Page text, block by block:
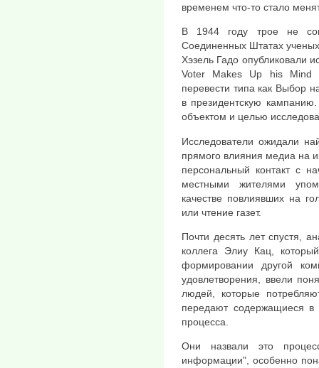
временем что-то стало
В 1944 году трое не
Соединенных Штатах
Хэзель Гадо опубликовали
Voter Makes Up his Mind
перевести типа как Выбор
в президентскую
объектом и целью
Исследователи ожидали
прямого влияния медиа на
персональный контакт с
местными жителями
качестве повлиявших на
или чтение газет.
Почти десять лет спустя,
коллега Элиу Кац,
формировании другой
удовлетворения, ввели
людей, которые
передают содержащиеся
процесса.
Они назвали это
информации", особенно